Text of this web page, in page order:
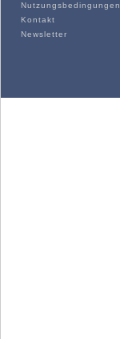
Nutzungsbedingungen
Kontakt
Newsletter